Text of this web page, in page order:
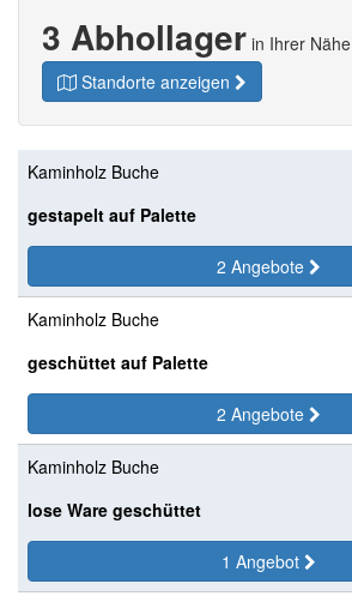
3 Abhollager in Ihrer Nähe
Standorte anzeigen
Kaminholz Buche
gestapelt auf Palette
2 Angebote
Kaminholz Buche
geschüttet auf Palette
2 Angebote
Kaminholz Buche
lose Ware geschüttet
1 Angebot